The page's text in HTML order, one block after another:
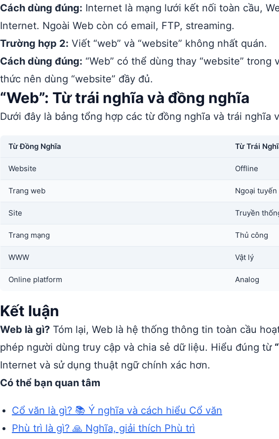
Cách dùng đúng: Internet là mạng lưới kết nối toàn cầu,
Internet. Ngoài Web còn có email, FTP, streaming.
Trường hợp 2: Viết “web” và “website” không nhất quán.
Cách dùng đúng: “Web” có thể dùng thay “website”
thức nên dùng “website” đầy đủ.
“Web”: Từ trái nghĩa và đồng nghĩa
Dưới đây là bảng tổng hợp các từ đồng nghĩa và trái nghĩa
Từ Đồng Nghĩa Từ Trái
Website Offline
Trang web Ngoại tuyến
Site Truyền
Trang mạng Thủ công
WWW Vật lý
Online platform Analog
Kết luận
Web là gì? Tóm lại, Web là hệ thống thông tin toàn cầu
phép người dùng truy cập và chia sẻ dữ liệu. Hiểu đúng từ
Internet và sử dụng thuật ngữ chính xác hơn.
Có thể bạn quan tâm
Cổ văn là gì? 📚 Ý nghĩa và cách hiểu Cổ văn
Phù trì là gì? 🙏 Nghĩa, giải thích Phù trì